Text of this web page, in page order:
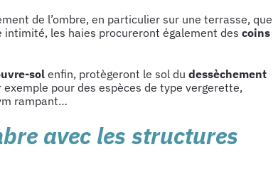
de l’ombre, en particulier sur une terrasse, que
les haies procureront également des coins
sol enfin, protègeront le sol du dessèchement
exemple pour des espèces de type vergerette,
rampant…
avec les structures